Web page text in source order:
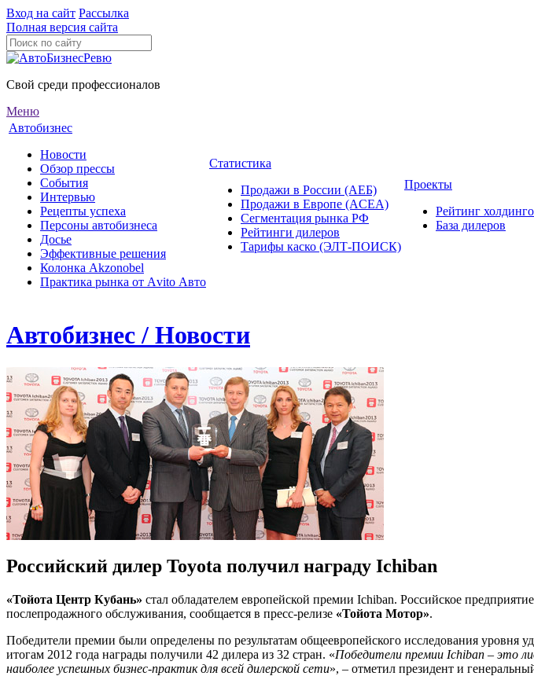
Вход на сайт Рассылка
Полная версия сайта
Свой среди профессионалов
Меню
Автобизнес
Новости
Обзор прессы
События
Интервью
Рецепты успеха
Персоны автобизнеса
Досье
Эффективные решения
Колонка Akzonobel
Практика рынка от Аvito Авто
Статистика
Продажи в России (АЕБ)
Продажи в Европе (ACEA)
Сегментация рынка РФ
Рейтинги дилеров
Тарифы каско (ЭЛТ-ПОИСК)
Проекты
Рейтинг
База дилеров
Автобизнес / Новости
Российский дилер Toyota получил награду Ichiban
«Тойота Центр Кубань» стал обладателем европейской премии Ichiban. Российское
послепродажного обслуживания, сообщается в пресс-релизе «Тойота Мотор».
Победители премии были определены по результатам общеевропейского исследования уровня
итогам 2012 года награды получили 42 дилера из 32 стран. «Победители премии Ichiban – это
наиболее успешных бизнес-практик для всей дилерской сети», – отметил президент и